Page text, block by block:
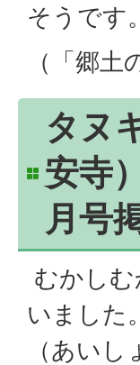
そうです。
（「郷土
タヌ
安寺
月号
むかし
いました
（あい